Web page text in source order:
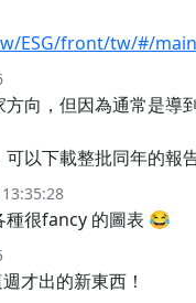
ESG/front/tw/#/
向，但因為通常是導
以下載整批同年的報
種很fancy 的圖表 😂
才出的新東西！